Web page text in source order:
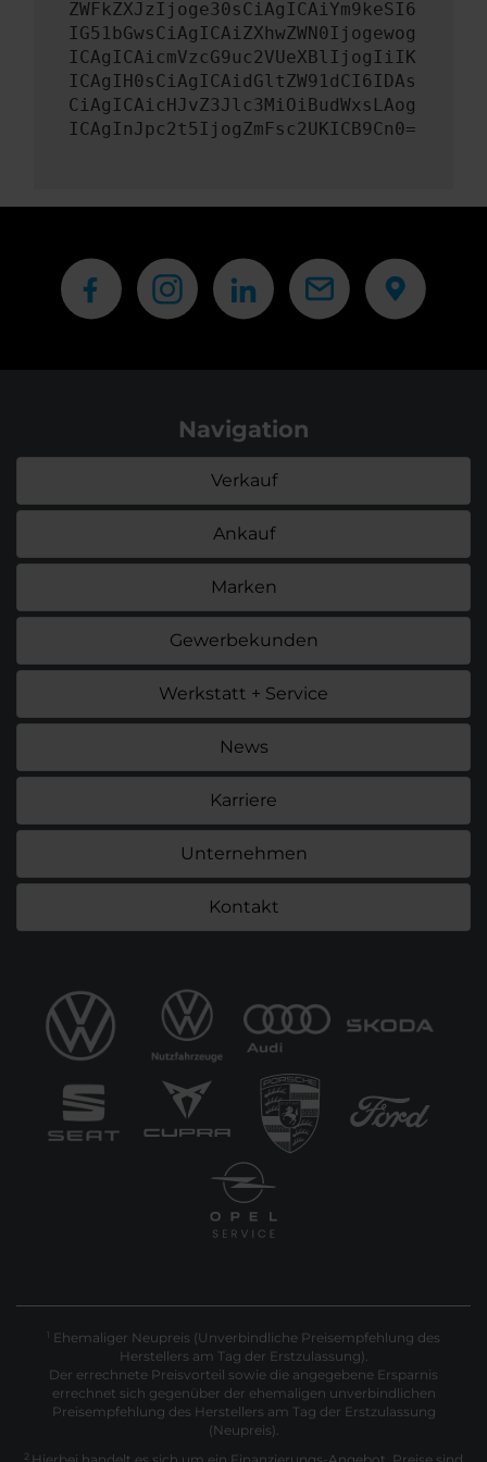
ZWFkZXJzIjoge30sCiAgICAiYm9keSI6
IG51bGwsCiAgICAiZXhwZWN0Ijogewog
ICAgICAicmVzcG9uc2VUeXBlIjogIiIK
ICAgIH0sCiAgICAidGltZW91dCI6IDAs
CiAgICAicHJvZ3Jlc3MiOiBudWxsLAog
ICAgInJpc2t5IjogZmFsc2UKICB9Cn0=
Navigation
Verkauf
Ankauf
Marken
Gewerbekunden
Werkstatt + Service
News
Karriere
Unternehmen
Kontakt
1 Ehemaliger Neupreis (Unverbindliche Preisempfehlung des
Herstellers am Tag der Erstzulassung).
Der errechnete Preisvorteil sowie die angegebene Ersparnis
errechnet sich gegenüber der ehemaligen unverbindlichen
Preisempfehlung des Herstellers am Tag der Erstzulassung
(Neupreis).
2